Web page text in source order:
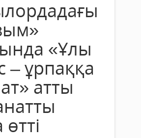
«Ұлы
– ұрпаққа
атты